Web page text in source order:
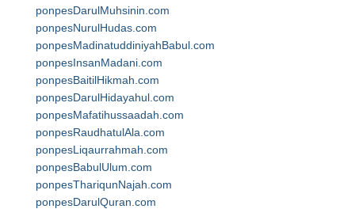
ponpesDarulMuhsinin.com
ponpesNurulHudas.com
ponpesMadinatuddiniyahBabul.com
ponpesInsanMadani.com
ponpesBaitilHikmah.com
ponpesDarulHidayahul.com
ponpesMafatihussaadah.com
ponpesRaudhatulAla.com
ponpesLiqaurrahmah.com
ponpesBabulUlum.com
ponpesThariqunNajah.com
ponpesDarulQuran.com